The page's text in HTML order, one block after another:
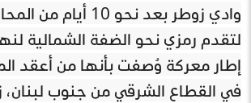
وادي زوطر بعد نحو 10
لتقدم رمزي نحو الضفة الشمالية
إطار معركة وُصفت بأنها من أعقد
في القطاع الشرقي من جنوب